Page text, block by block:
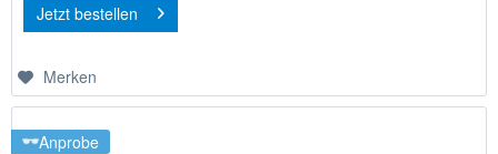
Jetzt bestellen
Merken
Anprobe